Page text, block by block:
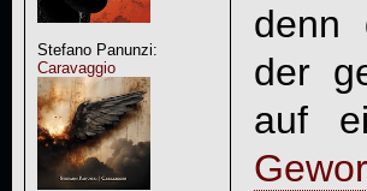
Stefano Panunzi:
Caravaggio
denn
der
auf